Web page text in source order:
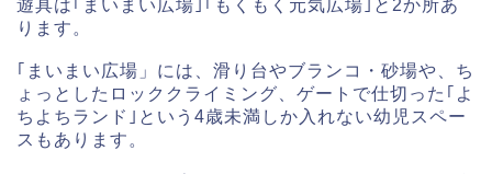
遊具は｢まいまい広場｣｢もくもく元気広場｣と2か所あ
ります。
｢まいまい広場」には、滑り台やブランコ・砂場や、ち
ょっとしたロッククライミング、ゲートで仕切った｢よ
ちよちランド｣という4歳未満しか入れない幼児スペー
スもあります。